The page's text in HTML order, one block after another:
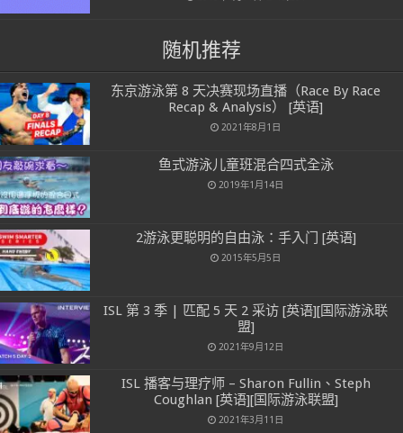
随机推荐
东京游泳第 8 天决赛现场直播（Race By Race
Recap & Analysis） [英语]
2021年8月1日
鱼式游泳儿童班混合四式全泳
2019年1月14日
2游泳更聪明的自由泳：手入门 [英语]
2015年5月5日
ISL 第 3 季 | 匹配 5 天 2 采访 [英语][国际游泳联
盟]
2021年9月12日
ISL 播客与理疗师 – Sharon Fullin、Steph
Coughlan [英语][国际游泳联盟]
2021年3月11日